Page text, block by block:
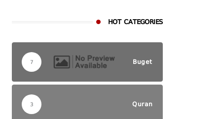
HOT CATEGORIES
Buget
7
Quran
3